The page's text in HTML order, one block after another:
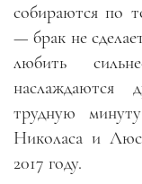
собираются по
— брак не
любить
наслаждаются
трудную
Николаса и
2017 году.